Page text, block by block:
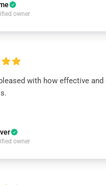
owner
with how effective
owner